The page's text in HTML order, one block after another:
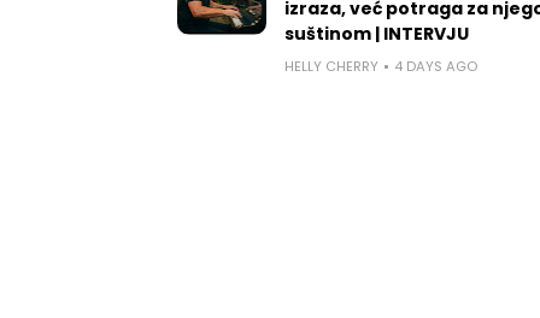
izraza, već potraga za
suštinom | INTERVJU
HELLY CHERRY 4 DAYS AGO